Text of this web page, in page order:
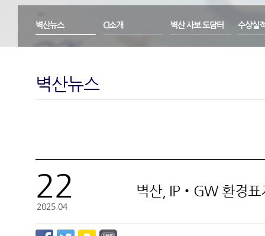
벽산
벽산뉴스 CI소개 벽산 사보 도담터 수상실
벽산뉴스
22
2025.04
벽산, IP‧GW 환경표